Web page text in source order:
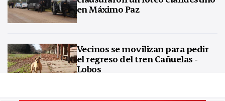
en Máximo Paz
Vecinos se movilizan para pedir
el regreso del tren Cañuelas -
Lobos